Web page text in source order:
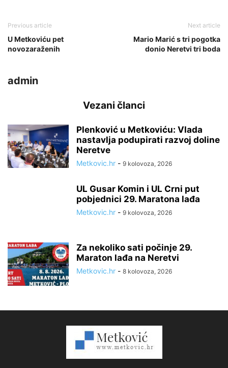
Previous article
U Metkoviću pet
novozaraženih
Next article
Mario Marić s tri pogotka
donio Neretvi tri boda
admin
Vezani članci
Plenković u Metkoviću: Vlada
nastavlja podupirati razvoj doline
Neretve
Metkovic.hr - 9 kolovoza, 2026
UL Gusar Komin i UL Crni put
pobjednici 29. Maratona lađa
Metkovic.hr - 9 kolovoza, 2026
Za nekoliko sati počinje 29.
Maraton lađa na Neretvi
Metkovic.hr - 8 kolovoza, 2026